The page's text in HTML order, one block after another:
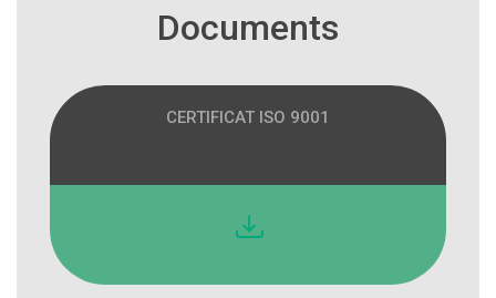
Documents
CERTIFICAT ISO 9001